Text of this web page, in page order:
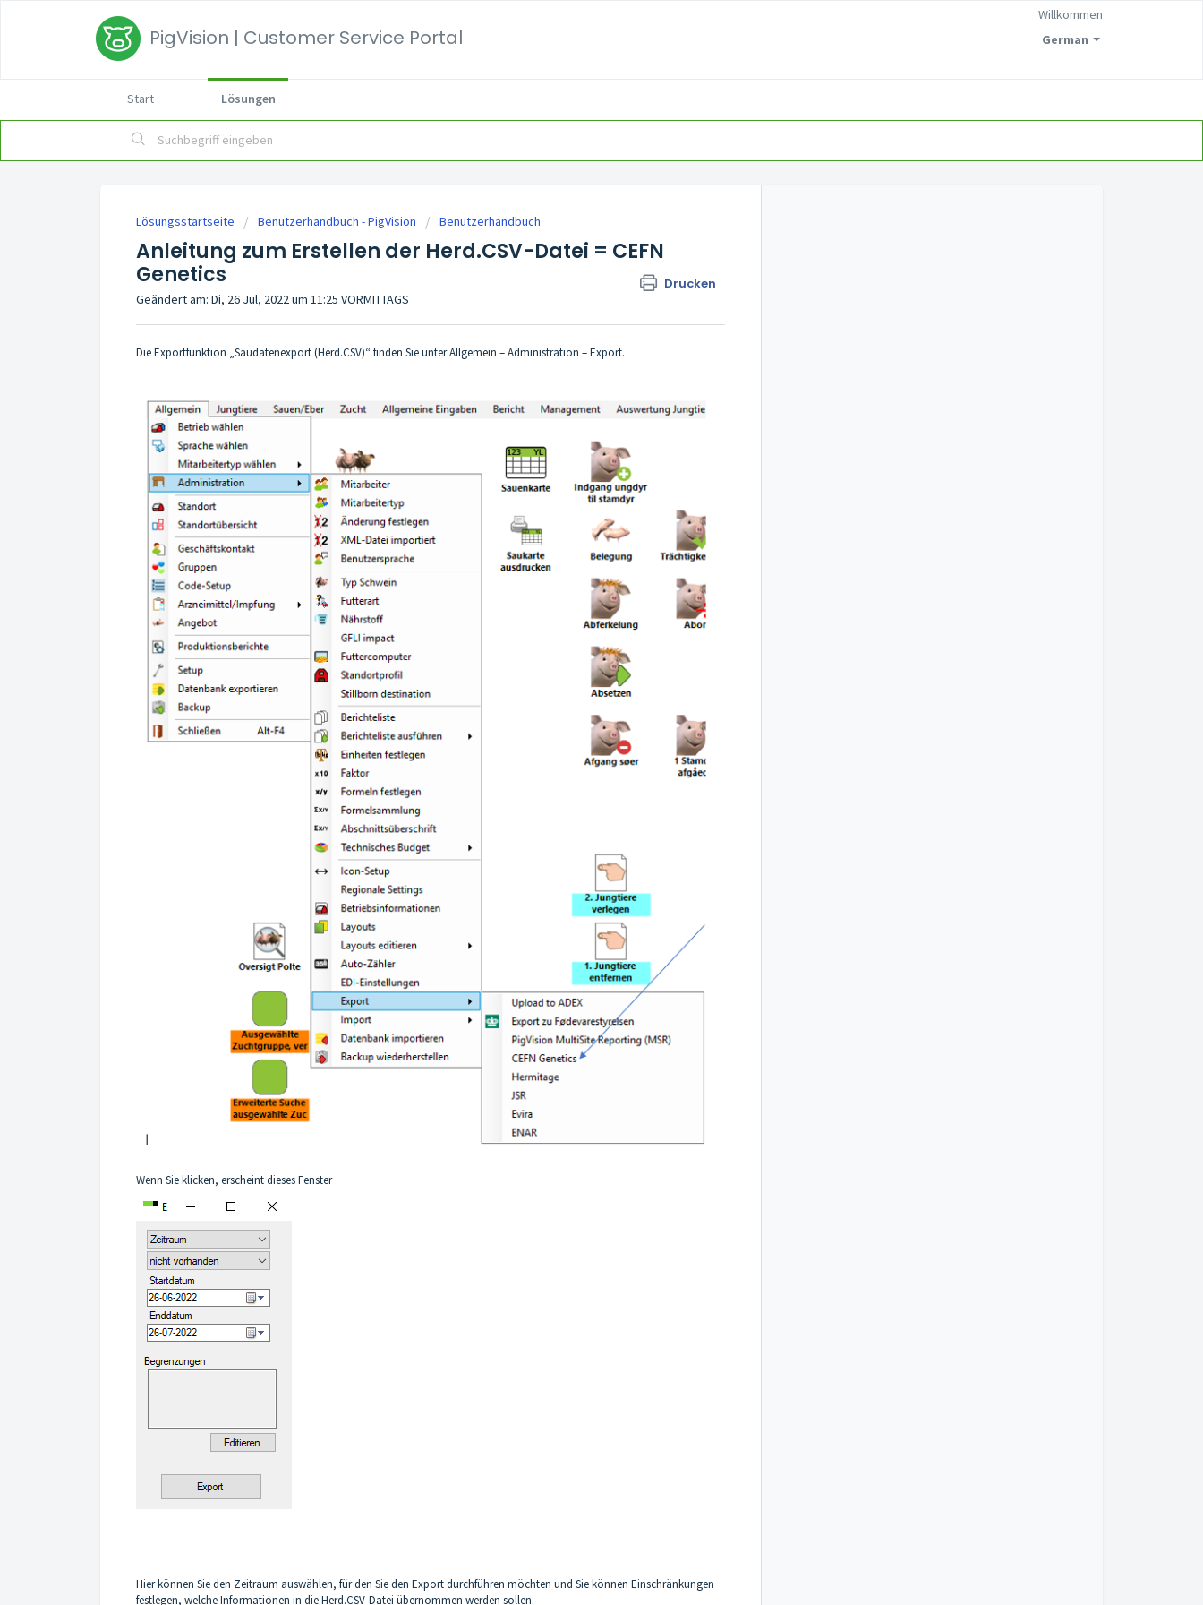
PigVision | Customer Service Portal German
Willkommen
Start Lösungen
Lösungsstartseite Benutzerhandbuch - PigVision Benutzerhandbuch
Anleitung zum Erstellen der Herd.CSV-Datei = CEFN
Genetics
Drucken
Geändert am: Di, 26 Jul, 2022 um 11:25 VORMITTAGS
Die Exportfunktion „Saudatenexport (Herd.CSV)“ finden Sie unter Allgemein – Administration – Export.
Wenn Sie klicken, erscheint dieses Fenster
Hier können Sie den Zeitraum auswählen, für den Sie den Export durchführen möchten und Sie können Einschränkungen
festlegen, welche Informationen in die Herd.CSV-Datei übernommen werden sollen.